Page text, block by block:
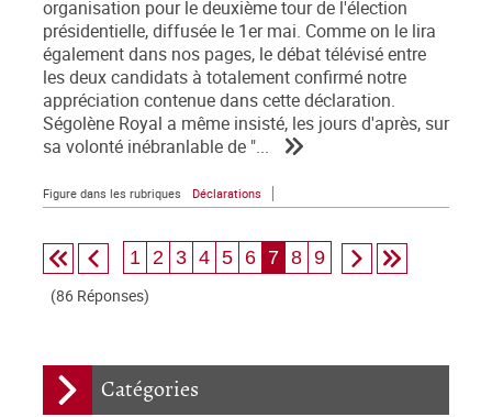
Catégories
organisation pour le deuxième tour de l'élection
présidentielle, diffusée le 1er mai. Comme on le lira
également dans nos pages, le débat télévisé entre
les deux candidats à totalement confirmé no­tre
appréciation contenue dans cette déclaration.
Ségolène Royal a même insisté, les jours d'après, sur
sa volonté inébranlable de "...
Figure dans les rubriques Déclarations
1 2 3 4 5 6 7 8 9
(86 Réponses)